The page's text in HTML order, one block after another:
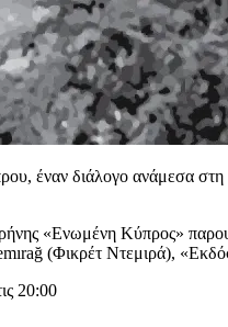
έναν διάλογο ανάμεσα
«Ενωμένη Κύπρος»
(Φικρέτ Ντεμιρά),
20:00